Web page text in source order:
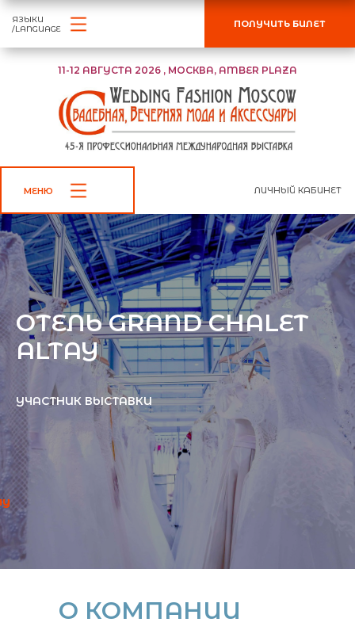
11-12 АВГУСТА 2026 , МОСКВА, AMBER PLAZA
ЛИЧНЫЙ КАБИНЕТ
ЯЗЫКИ
/LANGUAGE
ПОЛУЧИТЬ БИЛЕТ
МЕНЮ
ОТЕЛЬ GRAND CHALET
ALTAY
УЧАСТНИК ВЫСТАВКИ
О КОМПАНИИ